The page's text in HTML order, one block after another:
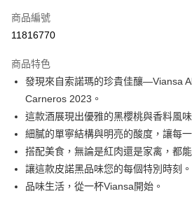
商品編號
11816770
商品特色
發現來自索諾瑪的珍貴佳釀—Viansa
Carneros 2023。
這款酒展現出優雅的黑櫻桃與香料風
細膩的單寧結構與明亮的酸度，讓每
搭配美食，無論是紅肉還是家禽，都
讓這款皮諾黑品味您的每個特別時刻。
品味生活，從一杯Viansa開始。